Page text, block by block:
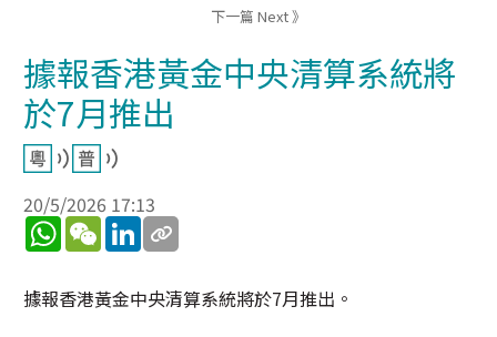
下一篇 Next 》
據報香港黃金中央清算系統將
於7月推出
20/5/2026 17:13
WhatsApp
WeChatLinkedIn
據報香港黃金中央清算系統將於7月推出。